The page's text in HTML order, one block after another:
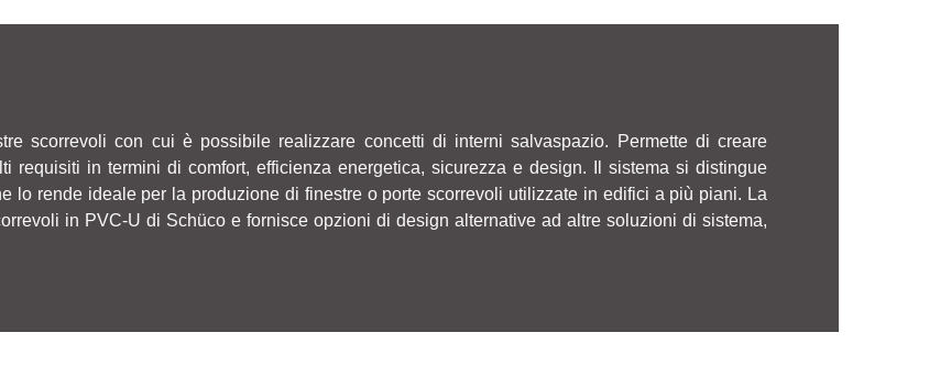
scorrevoli con cui è possibile realizzare concetti di interni salvaspazio. Permette di creare
requisiti in termini di comfort, efficienza energetica, sicurezza e design. Il sistema si distingue
lo rende ideale per la produzione di finestre o porte scorrevoli utilizzate in edifici a più piani. La
in PVC-U di Schüco e fornisce opzioni di design alternative ad altre soluzioni di sistema,